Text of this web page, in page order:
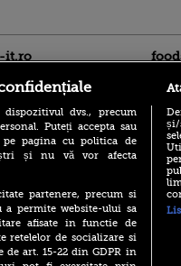
it.ro
(P)
cu
dvs., precum
Puteți accepta sau
pagina cu politica de
și nu vă vor afecta
partenere, precum si
permite website-ului sa
afisate in functie de
retelelor de socializare si
de art. 15-22 din GDPR in